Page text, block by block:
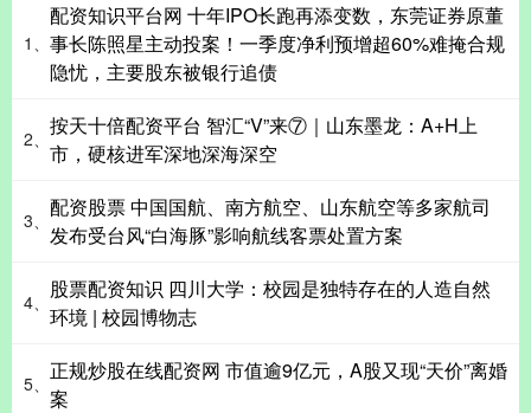
1、
配资知识平台网 十年IPO长跑再添变数，东莞证券原董
事长陈照星主动投案！一季度净利预增超60%难掩合规
隐忧，主要股东被银行追债
2、
按天十倍配资平台 智汇“V”来⑦｜山东墨龙：A+H上
市，硬核进军深地深海深空
3、
配资股票 中国国航、南方航空、山东航空等多家航司
发布受台风“白海豚”影响航线客票处置方案
4、
股票配资知识 四川大学：校园是独特存在的人造自然
环境 | 校园博物志
5、
正规炒股在线配资网 市值逾9亿元，A股又现“天价”离婚
案